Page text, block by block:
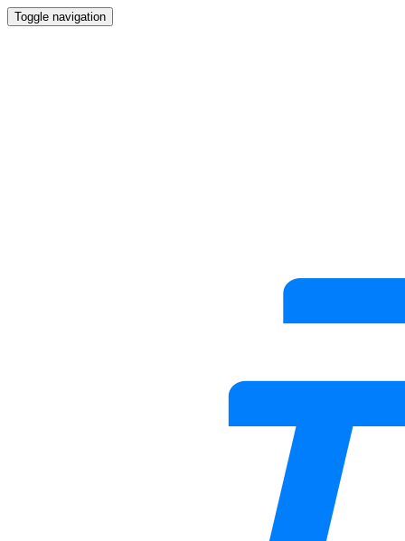
Toggle navigation